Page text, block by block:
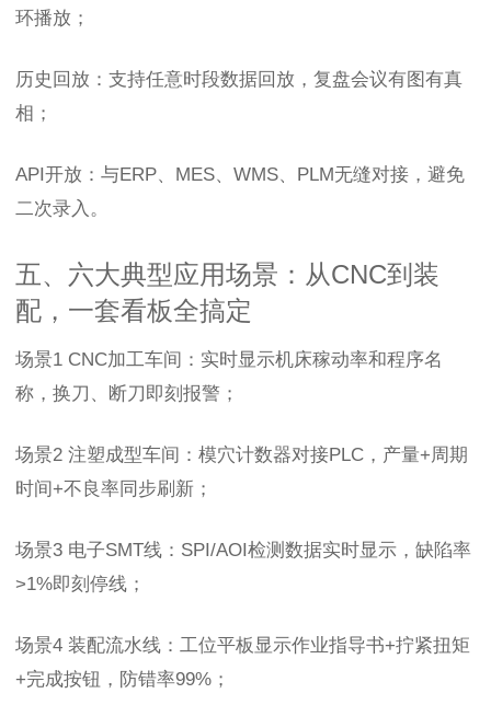
环播放；
历史回放：支持任意时段数据回放，复盘会议有图有真
相；
API开放：与ERP、MES、WMS、PLM无缝对接，避免
二次录入。
五、六大典型应用场景：从CNC到装
配，一套看板全搞定
场景1 CNC加工车间：实时显示机床稼动率和程序名
称，换刀、断刀即刻报警；
场景2 注塑成型车间：模穴计数器对接PLC，产量+周期
时间+不良率同步刷新；
场景3 电子SMT线：SPI/AOI检测数据实时显示，缺陷率
>1%即刻停线；
场景4 装配流水线：工位平板显示作业指导书+拧紧扭矩
+完成按钮，防错率99%；